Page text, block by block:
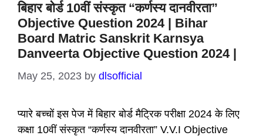
बिहार बोर्ड 10वीं संस्कृत “कर्णस्य दानवीरता”
Objective Question 2024 | Bihar
Board Matric Sanskrit Karnsya
Danveerta Objective Question 2024 |
May 25, 2023 by dlsofficial
प्यारे बच्चों इस पेज में बिहार बोर्ड मैट्रिक परीक्षा 2024 के लिए
कक्षा 10वीं संस्कृत “कर्णस्य दानवीरता” V.V.I Objective